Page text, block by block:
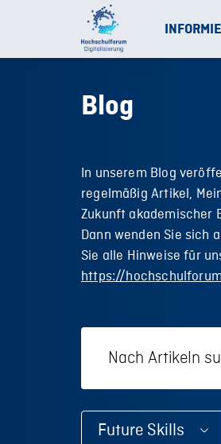
Blog
In unserem Blog
regelmäßig Artikel,
Zukunft akademischer
Dann wenden Sie sich
Sie alle Hinweise für
https://
Future Skills